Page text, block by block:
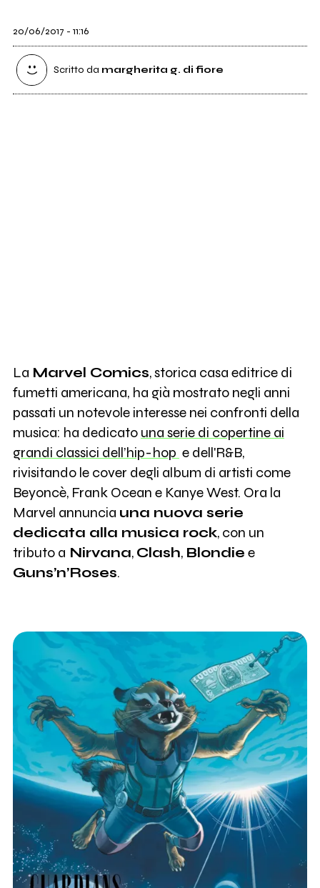
20/06/2017 - 11:16
Scritto da margherita g. di fiore
La Marvel Comics, storica casa editrice di
fumetti americana, ha già mostrato negli anni
passati un notevole interesse nei confronti della
musica: ha dedicato una serie di copertine ai
grandi classici dell’hip-hop e dell'R&B,
rivisitando le cover degli album di artisti come
Beyoncè, Frank Ocean e Kanye West. Ora la
Marvel annuncia una nuova serie
dedicata alla musica rock, con un
tributo a Nirvana, Clash, Blondie e
Guns’n’Roses.